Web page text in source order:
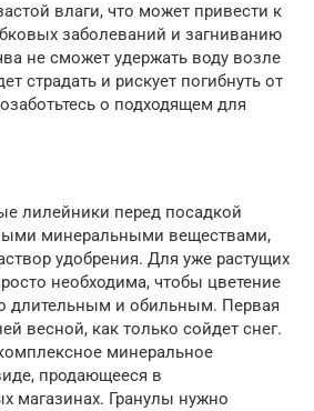
влаги, что может привести к
заболеваний и загниванию
не сможет удержать воду возле
страдать и рискует погибнуть от
о подходящем для
лилейники перед посадкой
минеральными веществами,
удобрения. Для уже растущих
необходима, чтобы цветение
длительным и обильным. Первая
весной, как только сойдет снег.
минеральное
продающееся в
магазинах. Гранулы нужно